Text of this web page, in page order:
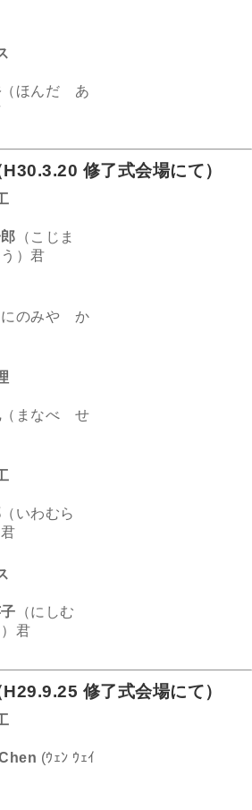
（ほんだ あ
修了式会場にて）
（こじま
）君
にのみや か
（まなべ せ
（いわむら
（にしむ
君
修了式会場にて）
(ｳｪﾝ ｳｪｲ